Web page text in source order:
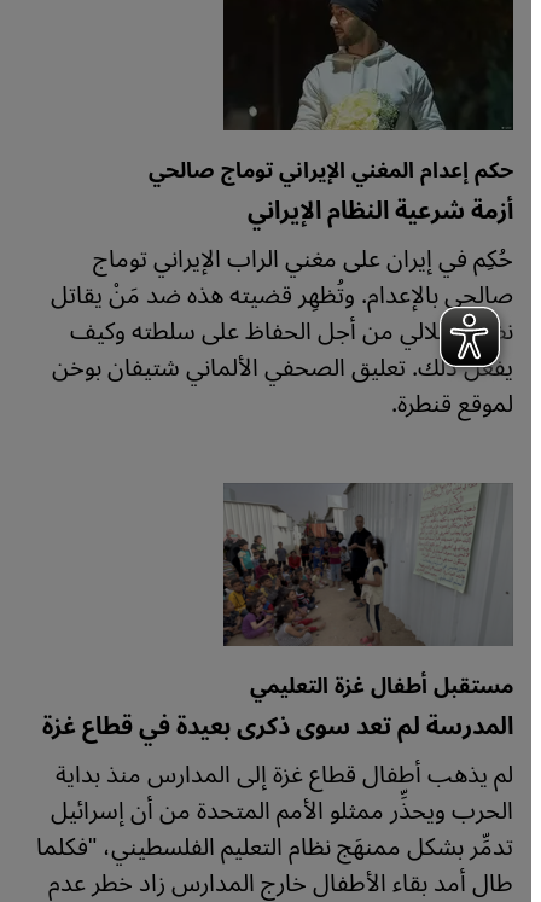
حكم إعدام المغني الإيراني توماج صالحي
أزمة شرعية النظام الإيراني
حُكِم في إيران على مغني الراب الإيراني توماج
صالحي بالإعدام. وتُظهِر قضيته هذه ضد مَنْ يقاتل
نظام الملالي من أجل الحفاظ على سلطته وكيف
يفعل ذلك. تعليق الصحفي الألماني شتيفان بوخن
لموقع قنطرة.
مستقبل أطفال غزة التعليمي
المدرسة لم تعد سوى ذكرى بعيدة في قطاع غزة
لم يذهب أطفال قطاع غزة إلى المدارس منذ بداية
الحرب ويحذِّر ممثلو الأمم المتحدة من أن إسرائيل
تدمِّر بشكل ممنهَج نظام التعليم الفلسطيني، "فكلما
طال أمد بقاء الأطفال خارج المدارس زاد خطر عدم